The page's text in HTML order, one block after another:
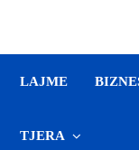
LAJME
TJERA